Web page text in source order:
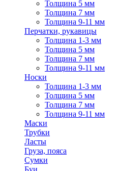
Толщина 5 мм
Толщина 7 мм
Толщина 9-11 мм
Перчатки, рукавицы
Толщина 1-3 мм
Толщина 5 мм
Толщина 7 мм
Толщина 9-11 мм
Носки
Толщина 1-3 мм
Толщина 5 мм
Толщина 7 мм
Толщина 9-11 мм
Маски
Трубки
Ласты
Груза, пояса
Сумки
Буи